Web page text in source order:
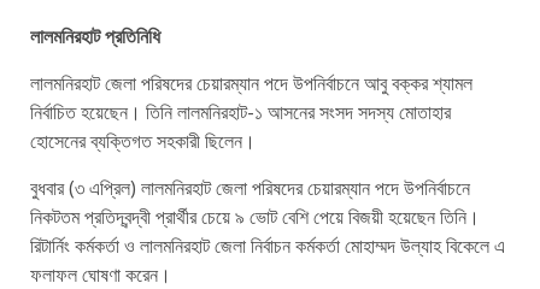
লালমনিরহাট প্রতিনিধি
লালমনিরহাট জেলা পরিষদের চেয়ারম্যান পদে উপনির্বাচনে আবু বক্কর শ্যামল
নির্বাচিত হয়েছেন। তিনি লালমনিরহাট-১ আসনের সংসদ সদস্য মোতাহার
হোসেনের ব্যক্তিগত সহকারী ছিলেন।
বুধবার (৩ এপ্রিল) লালমনিরহাট জেলা পরিষদের চেয়ারম্যান পদে উপনির্বাচনে
নিকটতম প্রতিদ্বন্দ্বী প্রার্থীর চেয়ে ৯ ভোট বেশি পেয়ে বিজয়ী হয়েছেন তিনি।
রিটার্নিং কর্মকর্তা ও লালমনিরহাট জেলা নির্বাচন কর্মকর্তা মোহাম্মদ উল্যাহ বিকেলে এ
ফলাফল ঘোষণা করেন।